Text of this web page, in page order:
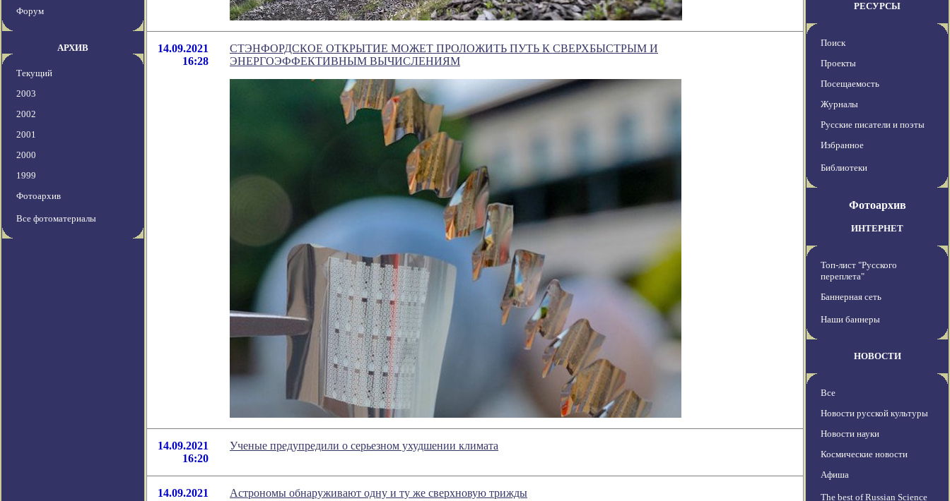
Форум
АРХИВ
Текущий
2003
2002
2001
2000
1999
Фотоархив
Все фотоматериалы
14.09.2021
16:28
СТЭНФОРДСКОЕ ОТКРЫТИЕ МОЖЕТ ПРОЛОЖИТЬ ПУТЬ К СВЕРХБЫСТРЫМ И
ЭНЕРГОЭФФЕКТИВНЫМ ВЫЧИСЛЕНИЯМ
14.09.2021
16:20
Ученые предупредили о серьезном ухудшении климата
14.09.2021
Астрономы обнаруживают одну и ту же сверхновую трижды
РЕСУРСЫ
Поиск
Проекты
Посещаемость
Журналы
Русские писатели и поэты
Избранное
Библиотеки
Фотоархив
ИНТЕРНЕТ
Топ-лист "Русского
переплета"
Баннерная сеть
Наши баннеры
НОВОСТИ
Все
Новости русской культуры
Новости науки
Космические новости
Афиша
The best of Russian Science